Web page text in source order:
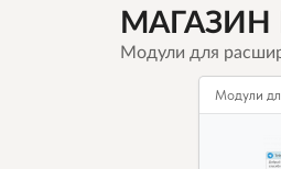
МАГАЗИН
Модули для
Модули